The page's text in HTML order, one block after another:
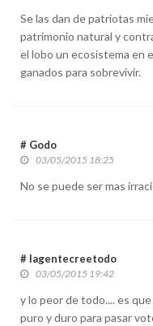
Se las dan de patriotas
patrimonio natural y
el lobo un ecosistema en
ganados para sobrevivir.
# Godo
03/05/2015 18:25
No se puede ser mas
# lagentecreetodo
03/05/2015 19:42
y lo peor de todo.... es
puro y duro para pasar